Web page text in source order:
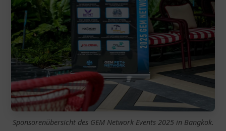
Sponsorenübersicht des GEM Network Events 2025 in Bangkok.